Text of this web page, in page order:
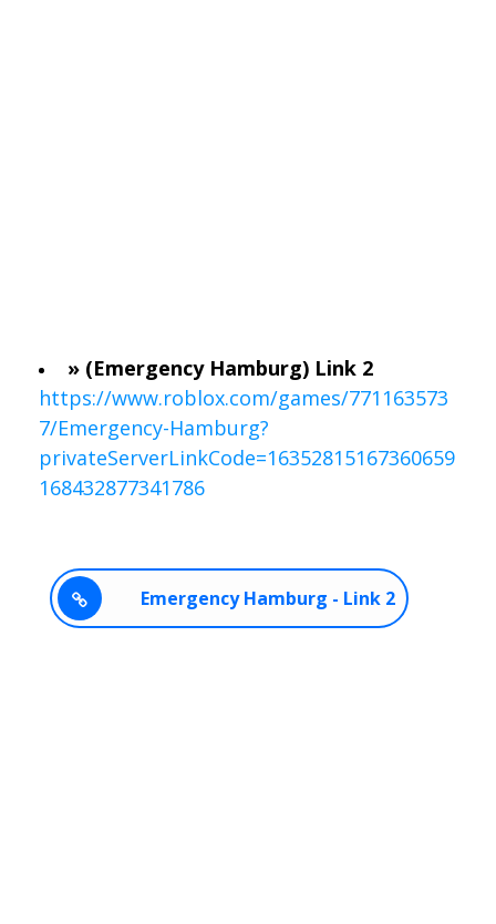
» (Emergency Hamburg) Link 2
https://www.roblox.com/games/771163573
7/Emergency-Hamburg?
privateServerLinkCode=16352815167360659
168432877341786
Emergency Hamburg - Link 2